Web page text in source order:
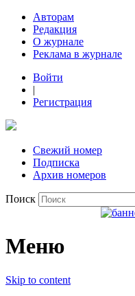
Авторам
Редакция
О журнале
Реклама в журнале
Войти
|
Регистрация
Свежий номер
Подписка
Архив номеров
Поиск
Меню
Skip to content